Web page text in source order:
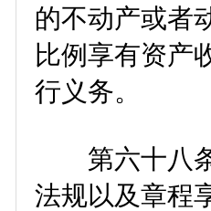
的不动产或者
比例享有资产
行义务。
第六十八条
法规以及章程